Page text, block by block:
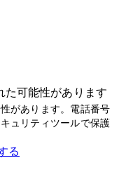
可能性があります
があります。電話番号
ュリティツールで保護
る